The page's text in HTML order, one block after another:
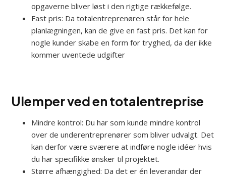
opgaverne bliver løst i den rigtige rækkefølge.
Fast pris: Da totalentreprenøren står for hele
planlægningen, kan de give en fast pris. Det kan for
nogle kunder skabe en form for tryghed, da der ikke
kommer uventede udgifter
Ulemper ved en totalentreprise
Mindre kontrol: Du har som kunde mindre kontrol
over de underentreprenører som bliver udvalgt. Det
kan derfor være sværere at indføre nogle idéer hvis
du har specifikke ønsker til projektet.
Større afhængighed: Da det er én leverandør der